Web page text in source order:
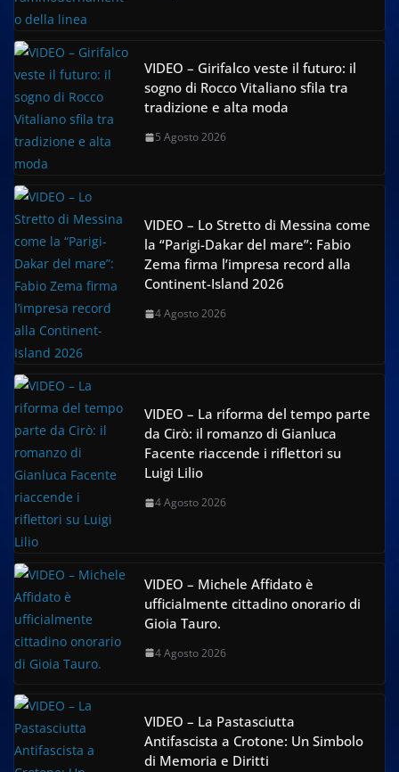
VIDEO – Girifalco veste il futuro: il
sogno di Rocco Vitaliano sfila tra
tradizione e alta moda
5 Agosto 2026
VIDEO – Lo Stretto di Messina come
la “Parigi-Dakar del mare”: Fabio
Zema firma l’impresa record alla
Continent-Island 2026
4 Agosto 2026
VIDEO – La riforma del tempo parte
da Cirò: il romanzo di Gianluca
Facente riaccende i riflettori su
Luigi Lilio
4 Agosto 2026
VIDEO – Michele Affidato è
ufficialmente cittadino onorario di
Gioia Tauro.
4 Agosto 2026
VIDEO – La Pastasciutta
Antifascista a Crotone: Un Simbolo
di Memoria e Diritti